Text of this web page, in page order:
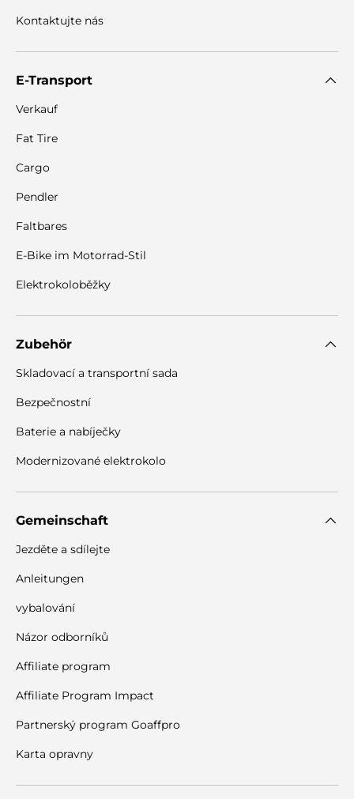
Kontaktujte nás
E-Transport
Verkauf
Fat Tire
Cargo
Pendler
Faltbares
E-Bike im Motorrad-Stil
Elektrokoloběžky
Zubehör
Skladovací a transportní sada
Bezpečnostní
Baterie a nabíječky
Modernizované elektrokolo
Gemeinschaft
Jezděte a sdílejte
Anleitungen
vybalování
Názor odborníků
Affiliate program
Affiliate Program Impact
Partnerský program Goaffpro
Karta opravny